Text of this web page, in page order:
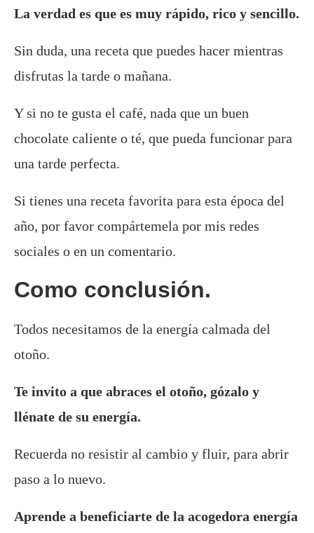
La verdad es que es muy rápido, rico y sencillo.
Sin duda, una receta que puedes hacer mientras
disfrutas la tarde o mañana.
Y si no te gusta el café, nada que un buen
chocolate caliente o té, que pueda funcionar para
una tarde perfecta.
Si tienes una receta favorita para esta época del
año, por favor compártemela por mis redes
sociales o en un comentario.
Como conclusión.
Todos necesitamos de la energía calmada del
otoño.
Te invito a que abraces el otoño, gózalo y
llénate de su energía.
Recuerda no resistir al cambio y fluir, para abrir
paso a lo nuevo.
Aprende a beneficiarte de la acogedora energía